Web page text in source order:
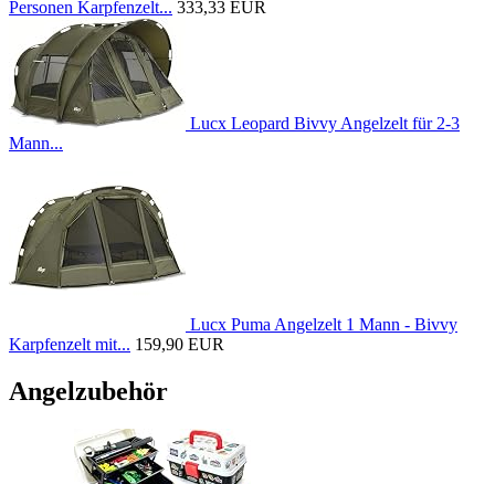
Personen Karpfenzelt... 333,33 EUR
Lucx Leopard Bivvy Angelzelt für 2-3
Mann...
Lucx Puma Angelzelt 1 Mann - Bivvy
Karpfenzelt mit... 159,90 EUR
Angelzubehör